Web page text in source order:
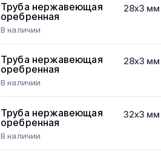
Труба нержавеющая
оребренная
В наличии
28х3 мм
Труба нержавеющая
оребренная
В наличии
28х3 мм
Труба нержавеющая
оребренная
В наличии
32х3 мм